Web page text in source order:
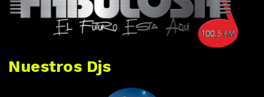
Nuestros Djs